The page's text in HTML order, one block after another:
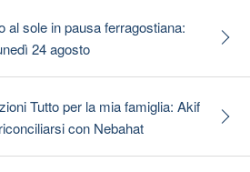
al sole in pausa ferragostiana:
24 agosto
Tutto per la mia famiglia: Akif
con Nebahat